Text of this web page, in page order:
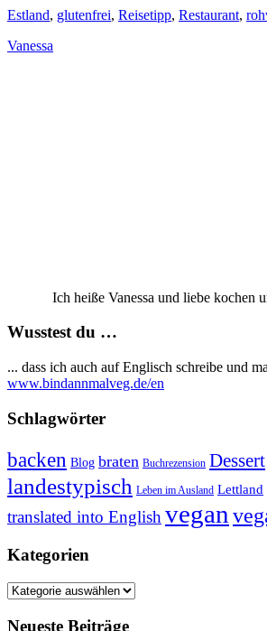
Estland, glutenfrei, Reisetipp, Restaurant,
Vanessa
Ich heiße Vanessa und liebe kochen
Wusstest du …
... dass ich auch auf Englisch schreibe und
www.bindannmalveg.de/en
Schlagwörter
backen Blog braten Buchrezension Dessert
landestypisch Leben im Ausland Lettland
translated into English vegan
Kategorien
Kategorien
Neueste Beiträge